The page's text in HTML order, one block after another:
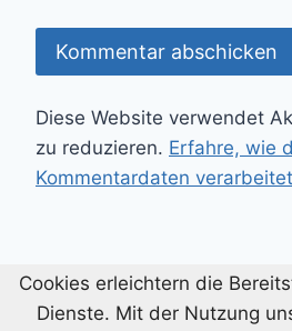
Diese Website verwendet
zu reduzieren. Erfahre, wie
Kommentardaten
Cookies erleichtern die
Dienste. Mit der Nutzung